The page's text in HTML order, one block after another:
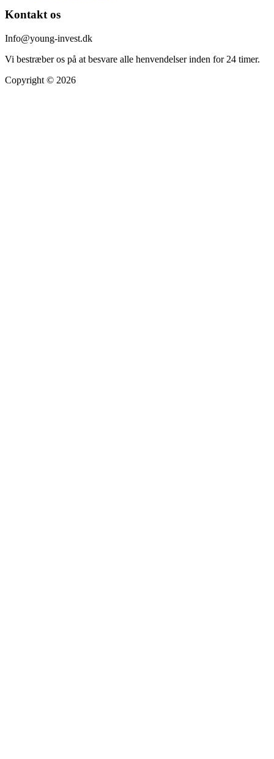
Kontakt os
Info@young-invest.dk
Vi bestræber os på at besvare alle henvendelser inden for 24 timer.
Copyright © 2026